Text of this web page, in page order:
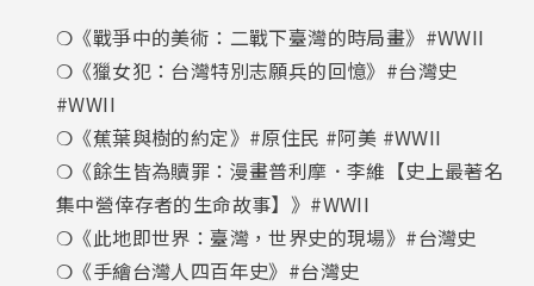
❍《戰爭中的美術：二戰下臺灣的時局畫》#WWII
❍《獵女犯：台灣特別志願兵的回憶》#台灣史
#WWII
❍《蕉葉與樹的約定》#原住民 #阿美 #WWII
❍《餘生皆為贖罪：漫畫普利摩．李維【史上最著名
集中營倖存者的生命故事】》#WWII
❍《此地即世界：臺灣，世界史的現場》#台灣史
❍《手繪台灣人四百年史》#台灣史